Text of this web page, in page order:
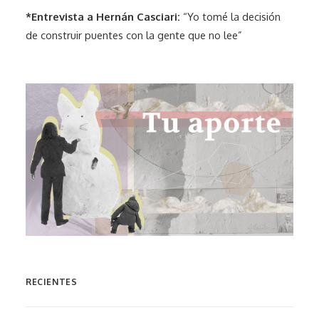
*Entrevista a Hernán Casciari: “Yo tomé la decisión
de construir puentes con la gente que no lee”
RECIENTES